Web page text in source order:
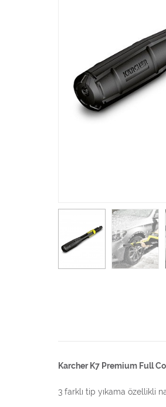
Karcher K7 Premium Full
3 farklı tip yıkama özellikli